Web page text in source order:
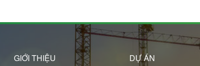
GIỚI THIỆU DỰ ÁN